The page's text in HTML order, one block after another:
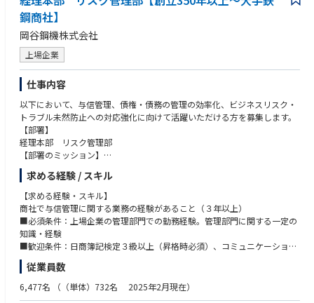
鋼商社】
岡谷鋼機株式会社
上場企業
仕事内容
以下において、与信管理、債権・債務の管理の効率化、ビジネスリスク・
トラブル未然防止への対応強化に向けて活躍いただける方を募集します。
【部署】
経理本部 リスク管理部
【部署のミッション】
・取引先の与信管理を実施し、貸倒れ損失の発生防止
・国内、海外子会社の与信管理のサポート・指導
・債権・債務の管理、債権保全の実施
・ビジネスリスク・トラブルの発生防止
【業務内容】
・取引先（与信先・仕入先）の調査、業績・財務内容の分析。
決裁者が可否判断をするための与信コメントを作成
・債権・債務の管理（主に滞留債権の管理、解消に向けて営業部署と協
議）
・ビジネスリスク・トラブル未然防止への対応
求める経験 / スキル
【求める経験・スキル】
商社で与信管理に関する業務の経験があること（３年以上）
■必須条件：上場企業の管理部門での勤務経験。管理部門に関する一定の
知識・経験
■歓迎条件：日商簿記検定３級以上（昇格時必須）、コミュニケーション
能力の高い方
従業員数
6,477名 （（単体）732名 2025年2月現在）